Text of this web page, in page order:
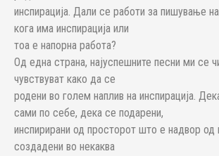
инспирација. Дали се работи за пишување
кога има инспирација или
тоа е напорна работа?
Од една страна, најуспешните песни ми се
чувствуват како да се
родени во голем наплив на инспирација.
сами по себе, дека се подарени,
инспирирани од просторот што е надвор од
создадени во некаква